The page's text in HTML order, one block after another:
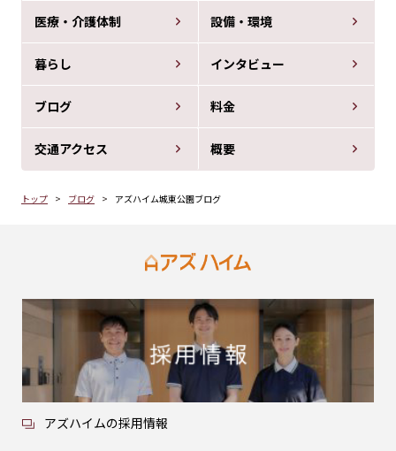
医療・介護体制 設備・環境
暮らし インタビュー
ブログ 料金
交通アクセス 概要
トップ ブログ アズハイム城東公園ブログ
アズハイムの採用情報